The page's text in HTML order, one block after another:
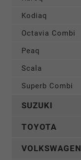
Kodiaq
Octavia Combi
Peaq
Scala
Superb Combi
SUZUKI
TOYOTA
VOLKSWAGEN